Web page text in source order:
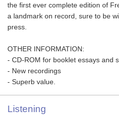
the first ever complete edition of
a landmark on record, sure to be
press.
OTHER INFORMATION:
- CD-ROM for booklet essays and
- New recordings
- Superb value.
Listening